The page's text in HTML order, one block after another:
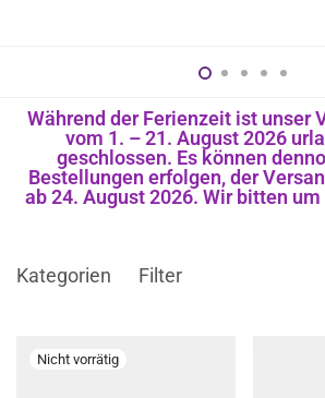
Während der Ferienzeit ist unser
vom 1. – 21. August 2026
geschlossen. Es können
Bestellungen erfolgen, der
ab 24. August 2026. Wir bitten
Kategorien Filter